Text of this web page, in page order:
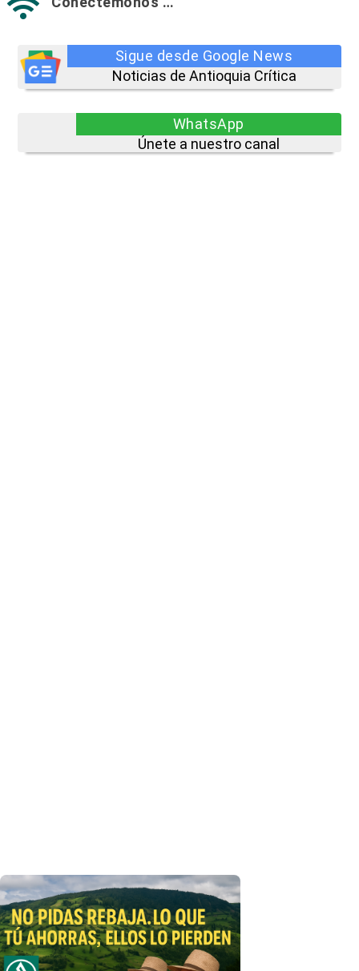

Sigue desde Google News
Noticias de Antioquia Crítica
WhatsApp
Únete a nuestro canal